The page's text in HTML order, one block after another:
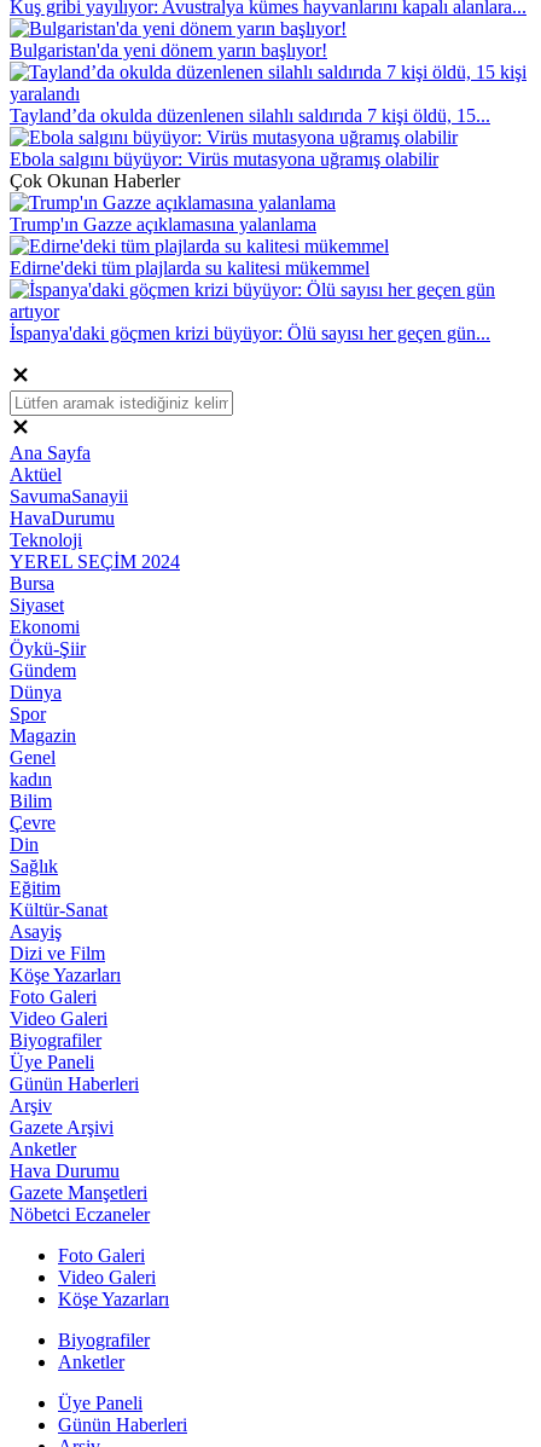
Kuş gribi yayılıyor: Avustralya kümes hayvanlarını kapalı alanlara...
Bulgaristan'da yeni dönem yarın başlıyor!
Tayland’da okulda düzenlenen silahlı saldırıda 7 kişi öldü, 15...
Ebola salgını büyüyor: Virüs mutasyona uğramış olabilir
Çok Okunan Haberler
Trump'ın Gazze açıklamasına yalanlama
Edirne'deki tüm plajlarda su kalitesi mükemmel
İspanya'daki göçmen krizi büyüyor: Ölü sayısı her geçen gün...
Ana Sayfa
Aktüel
SavumaSanayii
HavaDurumu
Teknoloji
YEREL SEÇİM 2024
Bursa
Siyaset
Ekonomi
Öykü-Şiir
Gündem
Dünya
Spor
Magazin
Genel
kadın
Bilim
Çevre
Din
Sağlık
Eğitim
Kültür-Sanat
Asayiş
Dizi ve Film
Köşe Yazarları
Foto Galeri
Video Galeri
Biyografiler
Üye Paneli
Günün Haberleri
Arşiv
Gazete Arşivi
Anketler
Hava Durumu
Gazete Manşetleri
Nöbetci Eczaneler
Foto Galeri
Video Galeri
Köşe Yazarları
Biyografiler
Anketler
Üye Paneli
Günün Haberleri